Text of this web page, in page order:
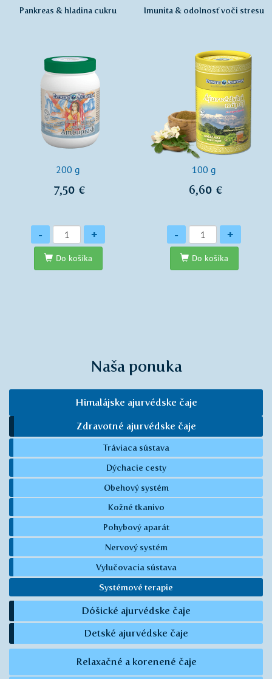
Pankreas & hladina cukru
200 g
7,50 €
Množstvo
- +
Do košíka
Imunita & odolnosť voči stresu
100 g
6,60 €
Množstvo
- +
Do košíka
Naša ponuka
Himalájske ajurvédske čaje
Zdravotné ajurvédske čaje
Tráviaca sústava
Dýchacie cesty
Obehový systém
Kožné tkanivo
Pohybový aparát
Nervový systém
Vylučovacia sústava
Systémové terapie
Dóšické ajurvédske čaje
Detské ajurvédske čaje
Relaxačné a korenené čaje